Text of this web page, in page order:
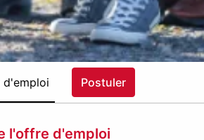
Postuler
l'offre d'emploi